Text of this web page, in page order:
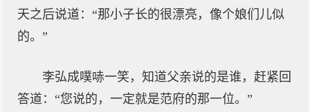
天之后说道：“那小子长的很漂亮，像个娘们儿似
的。”
李弘成噗哧一笑，知道父亲说的是谁，赶紧回
答道：“您说的，一定就是范府的那一位。”